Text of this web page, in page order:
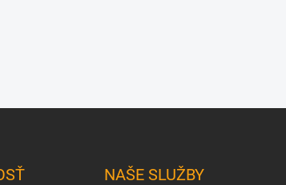
NAŠE SLUŽBY